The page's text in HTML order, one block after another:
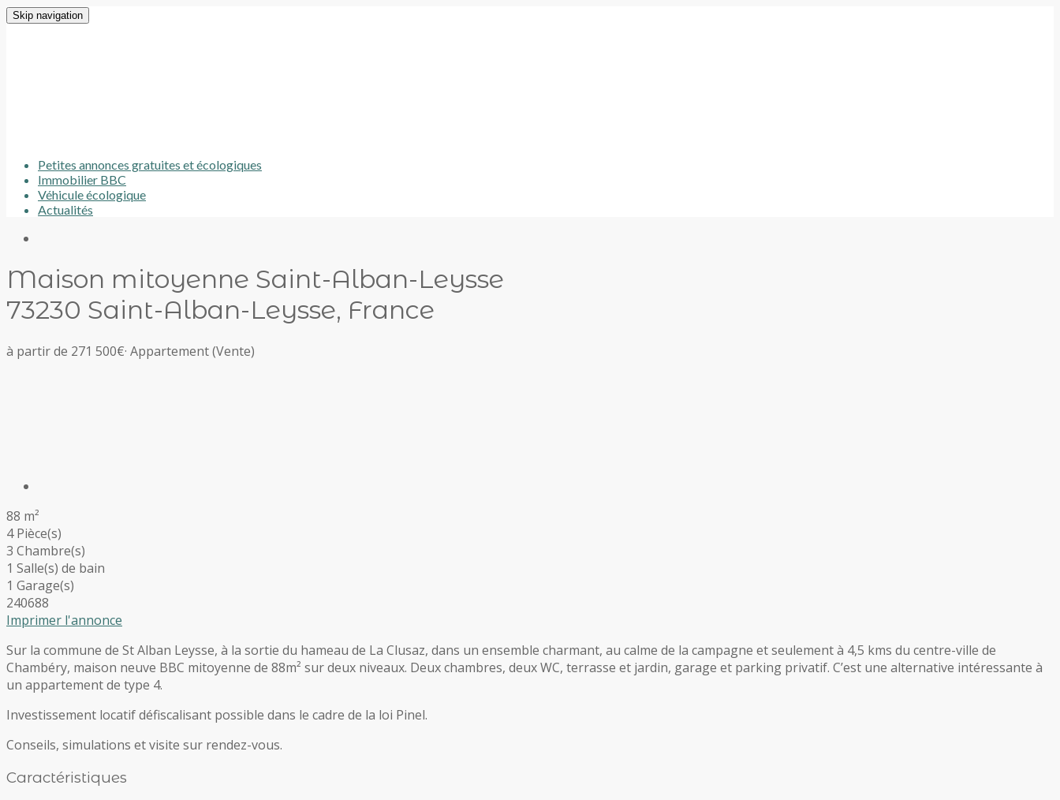
Skip navigation
Petites annonces gratuites et écologiques
Immobilier BBC
Véhicule écologique
Actualités
Maison mitoyenne Saint-Alban-Leysse
73230 Saint-Alban-Leysse, France
à partir de 271 500€· Appartement(Vente)
88 m²
4 Pièce(s)
3 Chambre(s)
1 Salle(s) de bain
1 Garage(s)
240688
Imprimer l'annonce
Sur la commune de St Alban Leysse, à la sortie du hameau de La Clusaz, dans un ensemble charmant, au calme de la campagne et seulement à 4,5 kms du centre-ville de
Chambéry, maison neuve BBC mitoyenne de 88m² sur deux niveaux. Deux chambres, deux WC, terrasse et jardin, garage et parking privatif. C’est une alternative intéressante à
un appartement de type 4.
Investissement locatif défiscalisant possible dans le cadre de la loi Pinel.
Conseils, simulations et visite sur rendez-vous.
Caractéristiques